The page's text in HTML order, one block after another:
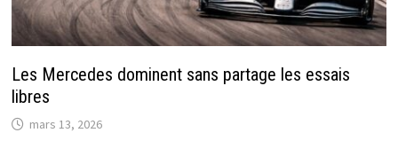
Les Mercedes dominent sans partage les essais
libres
mars 13, 2026